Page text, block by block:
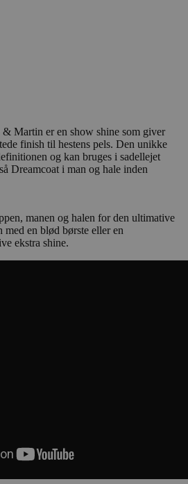
Martin er en show shine som giver
finish til hestens pels. Den unikke
og kan bruges i sadellejet
Dreamcoat i man og hale inden
manen og halen for den ultimative
en blød børste eller en
ekstra shine.